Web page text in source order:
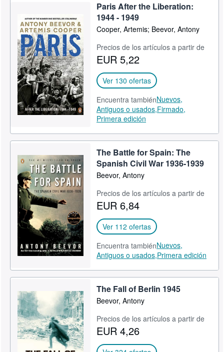
Paris After the Liberation:
1944 - 1949
Cooper, Artemis; Beevor, Antony
Precios de los artículos a partir de
EUR 5,22
Ver 130 ofertas
Encuentra tambiénNuevos,
Antiguos o usados,Firmado,
Primera edición
The Battle for Spain: The
Spanish Civil War 1936-1939
Beevor, Antony
Precios de los artículos a partir de
EUR 6,84
Ver 112 ofertas
Encuentra tambiénNuevos,
Antiguos o usados,Primera edición
The Fall of Berlin 1945
Beevor, Antony
Precios de los artículos a partir de
EUR 4,26